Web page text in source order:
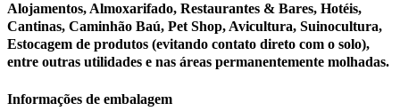
Alojamentos, Almoxarifado, Restaurantes & Bares, Hotéis,
Cantinas, Caminhão Baú, Pet Shop, Avicultura, Suinocultura,
Estocagem de produtos (evitando contato direto com o solo),
entre outras utilidades e nas áreas permanentemente molhadas.
Informações de embalagem